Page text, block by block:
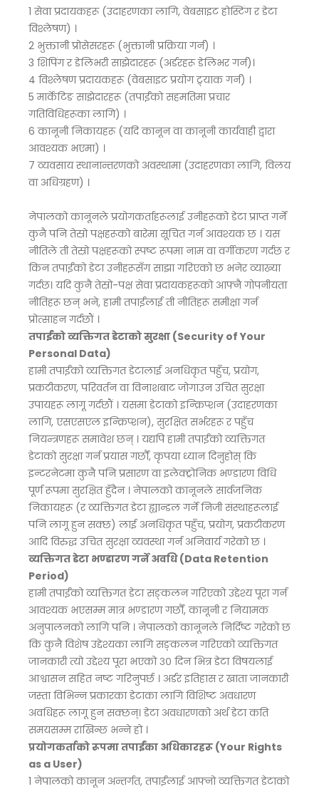
1 सेवा प्रदायकहरू (उदाहरणका लागि, वेबसाइट होस्टिंग र डेटा
विश्लेषण) ।
2 भुक्तानी प्रोसेसरहरू (भुक्तानी प्रक्रिया गर्न) ।
3 शिपिंग र डेलिभरी साझेदारहरू (अर्डरहरू डेलिभर गर्न)।
4 विश्लेषण प्रदायकहरू (वेबसाइट प्रयोग ट्र्याक गर्न) ।
5 मार्केटिङ साझेदारहरू (तपाईंको सहमतिमा प्रचार
गतिविधिहरूका लागि) ।
6 कानूनी निकायहरू (यदि कानून वा कानूनी कार्यवाही द्वारा
आवश्यक भएमा) ।
7 व्यवसाय स्थानान्तरणको अवस्थामा (उदाहरणका लागि, विलय
वा अधिग्रहण) ।
नेपालको कानूनले प्रयोगकर्ताहरूलाई उनीहरूको डेटा प्राप्त गर्ने
कुनै पनि तेस्रो पक्षहरूको बारेमा सूचित गर्न आवश्यक छ । यस
नीतिले ती तेस्रो पक्षहरूको स्पष्ट रूपमा नाम वा वर्गीकरण गर्दछ र
किन तपाईंको डेटा उनीहरूसँग साझा गरिएको छ भनेर व्याख्या
गर्दछ। यदि कुनै तेस्रो-पक्ष सेवा प्रदायकहरूको आफ्नै गोपनीयता
नीतिहरू छन् भने, हामी तपाईंलाई ती नीतिहरू समीक्षा गर्न
प्रोत्साहन गर्दछौं ।
तपाईंको व्यक्तिगत डेटाको सुरक्षा (Security of Your
Personal Data)
हामी तपाईंको व्यक्तिगत डेटालाई अनधिकृत पहुँच, प्रयोग,
प्रकटीकरण, परिवर्तन वा विनाशबाट जोगाउन उचित सुरक्षा
उपायहरू लागू गर्दछौं । यसमा डेटाको इन्क्रिप्शन (उदाहरणका
लागि, एसएसएल इन्क्रिप्शन), सुरक्षित सर्भरहरू र पहुँच
नियन्त्रणहरू समावेश छन् । यद्यपि हामी तपाईंको व्यक्तिगत
डेटाको सुरक्षा गर्न प्रयास गर्छौं, कृपया ध्यान दिनुहोस् कि
इन्टरनेटमा कुनै पनि प्रसारण वा इलेक्ट्रोनिक भण्डारण विधि
पूर्ण रूपमा सुरक्षित हुँदैन । नेपालको कानूनले सार्वजनिक
निकायहरू (र व्यक्तिगत डेटा ह्यान्डल गर्ने निजी संस्थाहरूलाई
पनि लागू हुन सक्छ) लाई अनधिकृत पहुँच, प्रयोग, प्रकटीकरण
आदि विरुद्ध उचित सुरक्षा व्यवस्था गर्न अनिवार्य गरेको छ ।
व्यक्तिगत डेटा भण्डारण गर्ने अवधि (Data Retention
Period)
हामी तपाईंको व्यक्तिगत डेटा सङ्कलन गरिएको उद्देश्य पूरा गर्न
आवश्यक भएसम्म मात्र भण्डारण गर्छौं, कानूनी र नियामक
अनुपालनको लागि पनि । नेपालको कानूनले निर्दिष्ट गरेको छ
कि कुनै विशेष उद्देश्यका लागि सङ्कलन गरिएको व्यक्तिगत
जानकारी त्यो उद्देश्य पूरा भएको ३० दिन भित्र डेटा विषयलाई
आश्वासन सहित नष्ट गरिनुपर्छ । अर्डर इतिहास र खाता जानकारी
जस्ता विभिन्न प्रकारका डेटाका लागि विशिष्ट अवधारण
अवधिहरू लागू हुन सक्छन्। डेटा अवधारणको अर्थ डेटा कति
समयसम्म राखिन्छ भन्ने हो ।
प्रयोगकर्ताको रूपमा तपाईंका अधिकारहरू (Your Rights
as a User)
1 नेपालको कानून अन्तर्गत, तपाईंलाई आफ्नो व्यक्तिगत डेटाको